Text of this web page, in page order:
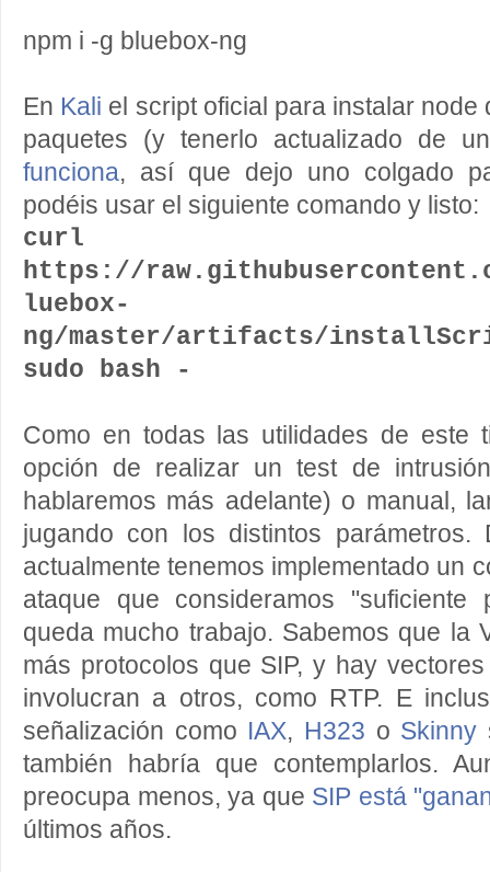
npm i -g bluebox-ng
En Kali el script oficial para instalar node
paquetes (y tenerlo actualizado de
funciona, así que dejo uno colgado
podéis usar el siguiente comando y listo:
curl
https://
luebox-
ng/master/artifacts/
sudo bash -
Como en todas las utilidades de este
opción de realizar un test de
hablaremos más adelante) o manual,
jugando con los distintos parámetros.
actualmente tenemos implementado un
ataque que consideramos
queda mucho trabajo. Sabemos que la
más protocolos que SIP, y hay
involucran a otros, como RTP. E
señalización como IAX, H323 o Skinny
también habría que contemplarlos.
preocupa menos, ya que SIP está
últimos años.